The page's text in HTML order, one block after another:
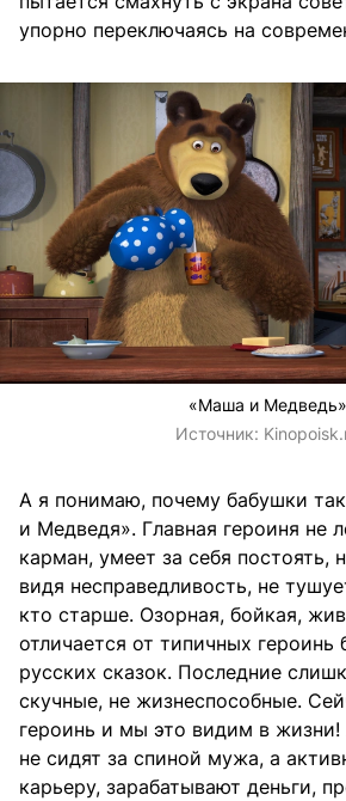
упорно переключаясь на
«Маша и Медведь»
Источник:
А я понимаю, почему бабушки
и Медведя». Главная героиня не
карман, умеет за себя постоять,
видя несправедливость, не
кто старше. Озорная, бойкая,
отличается от типичных героинь
русских сказок. Последние
скучные, не жизнеспособные.
героинь и мы это видим в
не сидят за спиной мужа, а
карьеру, зарабатывают деньги,